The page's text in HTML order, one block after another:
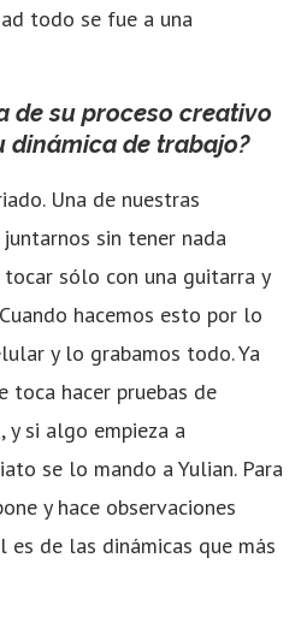
todo se fue a una
de su proceso creativo
dinámica de trabajo?
Una de nuestras
sin tener nada
tocar sólo con una guitarra y
hacemos esto por lo
y lo grabamos todo. Ya
toca hacer pruebas de
y si algo empieza a
se lo mando a Yulian. Para
y hace observaciones
es de las dinámicas que más